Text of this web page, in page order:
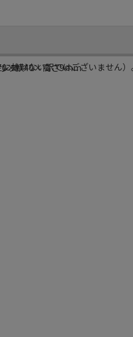
抜けない訳ではございません）
横40×高さ9mm
ス